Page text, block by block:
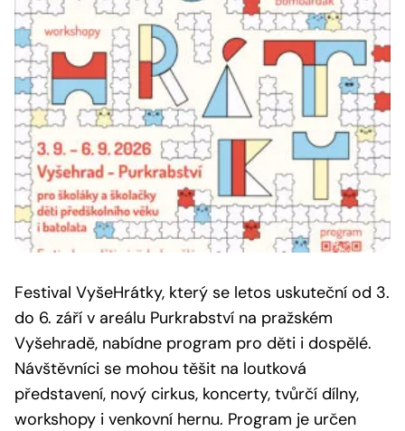
Festival VyšeHrátky, který se letos uskuteční od 3.
do 6. září v areálu Purkrabství na pražském
Vyšehradě, nabídne program pro děti i dospělé.
Návštěvníci se mohou těšit na loutková
představení, nový cirkus, koncerty, tvůrčí dílny,
workshopy i venkovní hernu. Program je určen